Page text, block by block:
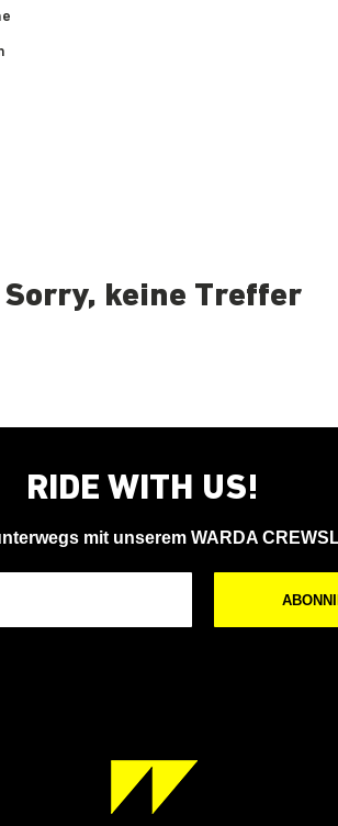
Sorry, keine Treffer
RIDE WITH US!
mit unserem WARDA